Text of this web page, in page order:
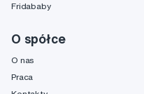
Fridababy
O spółce
O nas
Praca